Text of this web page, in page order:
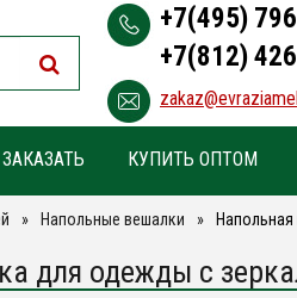
+7(495)
+7(812)
КУПИТЬ ОПТОМ
Напольные вешалки
для одежды с